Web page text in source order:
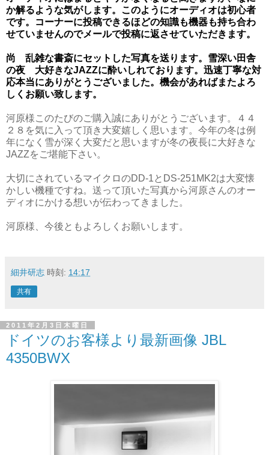
か解るような気がします。このようにオーディオは初心者
です。コーナーに投稿できるほどの知識も機器も持ち合わ
せていませんのでメールで投稿に返させていただきます。
尚 乱雑な書斎にセットした写真を送ります。雪深い田舎
の夜 大好きなJAZZに酔いしれております。迅速丁寧な対
応本当にありがとうございました。機会があればまたよろ
しくお願い致します。
河原様このたびのご購入誠にありがとうございます。４４
２８を気に入って頂き大変嬉しく思います。今年の冬は例
年になく雪が深く大変だと思いますが冬の夜長に大好きな
JAZZをご堪能下さい。
大切にされているマイクロのDD-1とDS-251MK2は大変懐
かしい機種ですね。送って頂いた写真から河原さんのオー
ディオにかける想いが伝わってきました。
河原様、今後ともよろしくお願いします。
細井研志 時刻: 14:17
共有
2011年2月3日木曜日
ドイツのお客様より最新画像 JBL
4350BWX